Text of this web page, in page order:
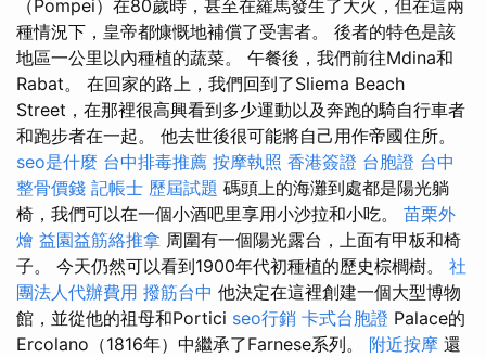
（Pompei）在80歲時，甚至在羅馬發生了大火，但在這兩
種情況下，皇帝都慷慨地補償了受害者。 後者的特色是該
地區一公里以內種植的蔬菜。 午餐後，我們前往Mdina和
Rabat。 在回家的路上，我們回到了Sliema Beach
Street，在那裡很高興看到多少運動以及奔跑的騎自行車者
和跑步者在一起。 他去世後很可能將自己用作帝國住所。
seo是什麼 台中排毒推薦 按摩執照 香港簽證 台胞證 台中
整骨價錢 記帳士 歷屆試題 碼頭上的海灘到處都是陽光躺
椅，我們可以在一個小酒吧里享用小沙拉和小吃。 苗栗外
燴 益園益筋絡推拿 周圍有一個陽光露台，上面有甲板和椅
子。 今天仍然可以看到1900年代初種植的歷史棕櫚樹。 社
團法人代辦費用 撥筋台中 他決定在這裡創建一個大型博物
館，並從他的祖母和Portici seo行銷 卡式台胞證 Palace的
Ercolano（1816年）中繼承了Farnese系列。 附近按摩 還